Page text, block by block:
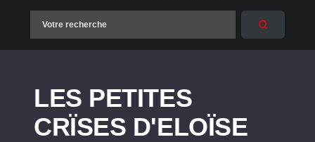
LES PETITES
CRÏSES D'ELOÏSE